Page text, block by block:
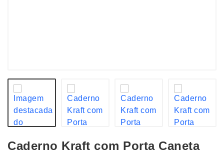
Caderno Kraft com Porta Caneta